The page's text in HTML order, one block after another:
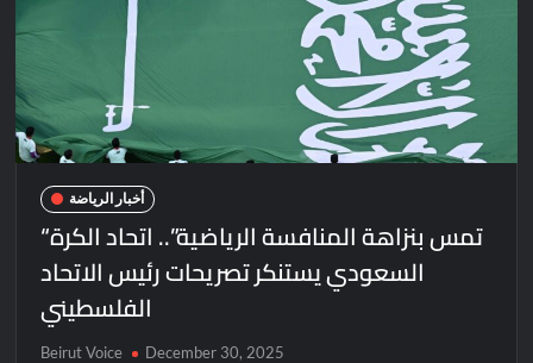
أخبار الرياضة
“تمس بنزاهة المنافسة الرياضية”.. اتحاد الكرة
السعودي يستنكر تصريحات رئيس الاتحاد
الفلسطيني
Beirut Voice December 30, 2025